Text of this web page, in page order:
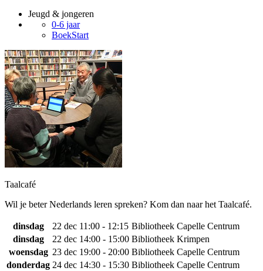
Jeugd & jongeren
0-6 jaar
BoekStart
Taalcafé
Wil je beter Nederlands leren spreken? Kom dan naar het Taalcafé.
dinsdag 22 dec 11:00 - 12:15 Bibliotheek Capelle Centrum
dinsdag
22 dec 14:00 - 15:00 Bibliotheek Krimpen
woensdag 23 dec 19:00 - 20:00 Bibliotheek Capelle Centrum
donderdag 24 dec 14:30 - 15:30 Bibliotheek Capelle Centrum